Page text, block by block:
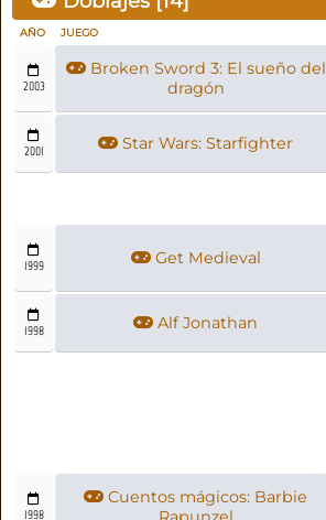
AÑO JUEGO
2003
Broken Sword 3: El sueño del
dragón
2001 Star Wars: Starfighter
1999 Get Medieval
1998 Alf Jonathan
1998
Cuentos mágicos: Barbie